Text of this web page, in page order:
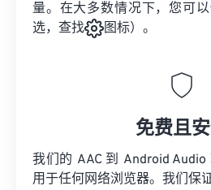
量。在大多数情况下，您可
选，查找
图标）。
免费且
我们的 AAC 到 Android
用于任何网络浏览器。我们保